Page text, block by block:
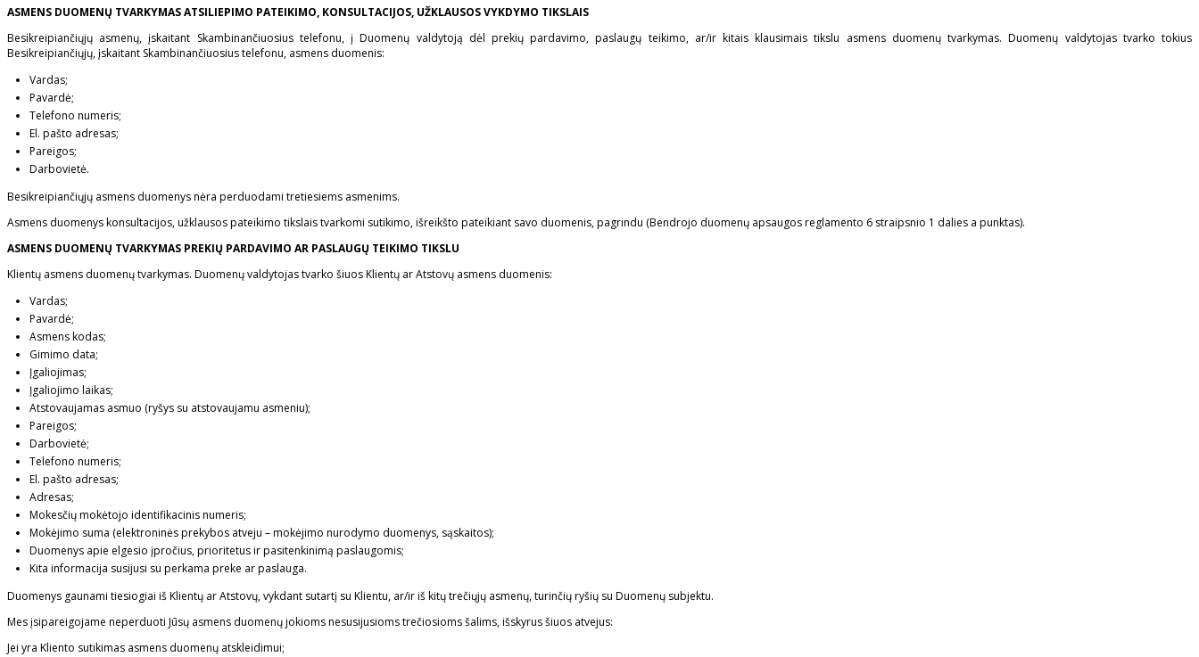
ASMENS DUOMENŲ TVARKYMAS ATSILIEPIMO PATEIKIMO, KONSULTACIJOS, UŽKLAUSOS VYKDYMO TIKSLAIS
Besikreipiančiųjų asmenų, įskaitant Skambinančiuosius telefonu, į Duomenų valdytoją dėl prekių pardavimo, paslaugų teikimo, ar/ir kitais klausimais tikslu asmens duomenų tvarkymas. Duomenų valdytojas tvarko tokius
Besikreipiančiųjų, įskaitant Skambinančiuosius telefonu, asmens duomenis:
Vardas;
Pavardė;
Telefono numeris;
El. pašto adresas;
Pareigos;
Darbovietė.
Besikreipiančiųjų asmens duomenys nėra perduodami tretiesiems asmenims.
Asmens duomenys konsultacijos, užklausos pateikimo tikslais tvarkomi sutikimo, išreikšto pateikiant savo duomenis, pagrindu (Bendrojo duomenų apsaugos reglamento 6 straipsnio 1 dalies a punktas).
ASMENS DUOMENŲ TVARKYMAS PREKIŲ PARDAVIMO AR PASLAUGŲ TEIKIMO TIKSLU
Klientų asmens duomenų tvarkymas. Duomenų valdytojas tvarko šiuos Klientų ar Atstovų asmens duomenis:
Vardas;
Pavardė;
Asmens kodas;
Gimimo data;
Įgaliojimas;
Įgaliojimo laikas;
Atstovaujamas asmuo (ryšys su atstovaujamu asmeniu);
Pareigos;
Darbovietė;
Telefono numeris;
El. pašto adresas;
Adresas;
Mokesčių mokėtojo identifikacinis numeris;
Mokėjimo suma (elektroninės prekybos atveju – mokėjimo nurodymo duomenys, sąskaitos);
Duomenys apie elgesio įpročius, prioritetus ir pasitenkinimą paslaugomis;
Kita informacija susijusi su perkama preke ar paslauga.
Duomenys gaunami tiesiogiai iš Klientų ar Atstovų, vykdant sutartį su Klientu, ar/ir iš kitų trečiųjų asmenų, turinčių ryšių su Duomenų subjektu.
Mes įsipareigojame neperduoti Jūsų asmens duomenų jokioms nesusijusioms trečiosioms šalims, išskyrus šiuos atvejus:
Jei yra Kliento sutikimas asmens duomenų atskleidimui;